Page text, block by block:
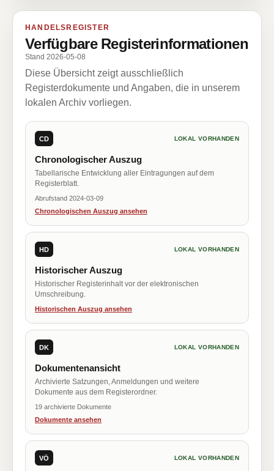
HANDELSREGISTER
Verfügbare Registerinformationen
Stand 2026-05-08
Diese Übersicht zeigt ausschließlich
Registerdokumente und Angaben, die in unserem
lokalen Archiv vorliegen.
CD LOKAL VORHANDEN
Chronologischer Auszug
Tabellarische Entwicklung aller Eintragungen auf dem
Registerblatt.
Abrufstand 2024-03-09
Chronologischen Auszug ansehen
HD LOKAL VORHANDEN
Historischer Auszug
Historischer Registerinhalt vor der elektronischen
Umschreibung.
Historischen Auszug ansehen
DK LOKAL VORHANDEN
Dokumentenansicht
Archivierte Satzungen, Anmeldungen und weitere
Dokumente aus dem Registerordner.
19 archivierte Dokumente
Dokumente ansehen
VÖ LOKAL VORHANDEN